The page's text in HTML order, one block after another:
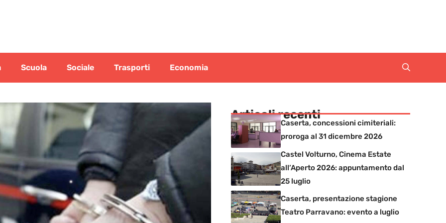
Scuola Sociale Trasporti Economia
Articoli recenti
Caserta, concessioni cimiteriali:
proroga al 31 dicembre 2026
Castel Volturno, Cinema Estate
all’Aperto 2026: appuntamento dal
25 luglio
Caserta, presentazione stagione
Teatro Parravano: evento a luglio